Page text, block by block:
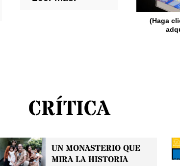
(Haga
CRÍTICA
UN MONASTERIO QUE
MIRA LA HISTORIA